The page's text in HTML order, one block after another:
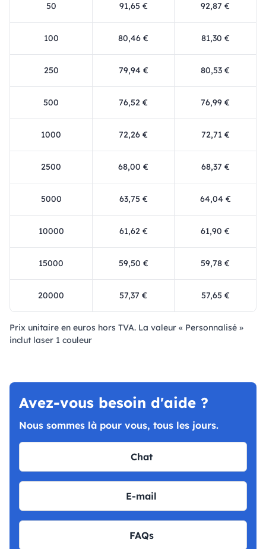
50 91,65 € 92,87 €
100 80,46 € 81,30 €
250 79,94 € 80,53 €
500 76,52 € 76,99 €
1000 72,26 € 72,71 €
2500 68,00 € 68,37 €
5000 63,75 € 64,04 €
10000 61,62 € 61,90 €
15000 59,50 € 59,78 €
20000 57,37 € 57,65 €
Prix ​​unitaire en euros hors TVA. La valeur « Personnalisé »
inclut laser 1 couleur
Avez-vous besoin d'aide ?
Nous sommes là pour vous, tous les jours.
Chat
E-mail
FAQs